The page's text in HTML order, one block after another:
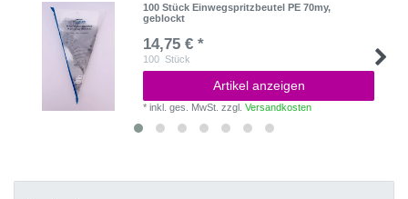
100 Stück Einwegspritzbeutel PE 70my,
geblockt
14,75 € *
100 Stück
Artikel anzeigen
*inkl. ges. MwSt. zzgl.Versandkosten